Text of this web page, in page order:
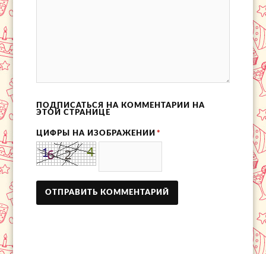
ПОДПИСАТЬСЯ НА КОММЕНТАРИИ НА
ЭТОЙ СТРАНИЦЕ
ЦИФРЫ НА ИЗОБРАЖЕНИИ *